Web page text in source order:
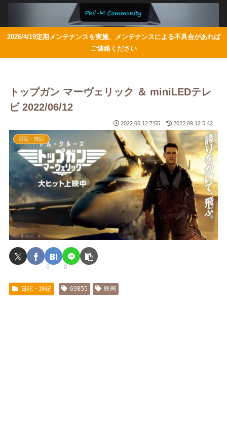
2026/4/19定期メンテナンスを実施、メンテナンスによる不具合があれば
ご連絡ください
トップガン マーヴェリック ＆ miniLEDテレ
ビ 2022/06/12
2022.06.12 7:55 2022.09.12 5:42
日記・雑記
0 0
日記・雑記 69855 映画